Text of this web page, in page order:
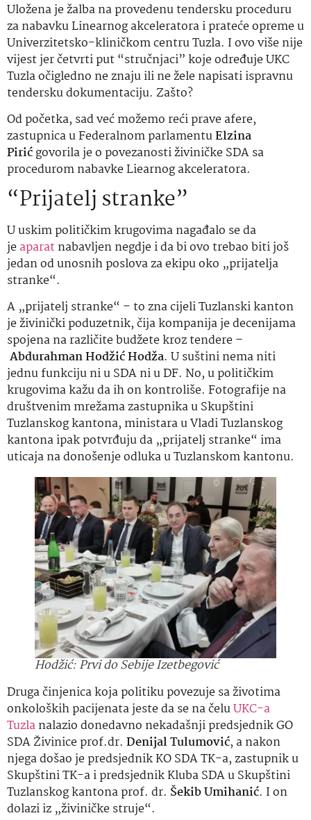
Uložena je žalba na provedenu tendersku proceduru
za nabavku Linearnog akceleratora i prateće opreme u
Univerzitetsko-kliničkom centru Tuzla. I ovo više nije
vijest jer četvrti put “stručnjaci” koje određuje UKC
Tuzla očigledno ne znaju ili ne žele napisati ispravnu
tendersku dokumentaciju. Zašto?
Od početka, sad već možemo reći prave afere,
zastupnica u Federalnom parlamentuElzina
Pirićgovorila je o povezanosti živiničke SDA sa
procedurom nabavke Liearnog akceleratora.
“Prijatelj stranke”
U uskim političkim krugovima nagađalo se da
jeaparatnabavljen negdje i da bi ovo trebao biti još
jedan od unosnih poslova za ekipu oko „prijatelja
stranke“.
A „prijatelj stranke“ – to zna cijeli Tuzlanski kanton
je živinički poduzetnik, čija kompanija je decenijama
spojena na različite budžete kroz tendere –
Abdurahman Hodžić Hodža. U suštini nema niti
jednu funkciju ni u SDA ni u DF. No, u političkim
krugovima kažu da ih on kontroliše. Fotografije na
društvenim mrežama zastupnika u Skupštini
Tuzlanskog kantona, ministara u Vladi Tuzlanskog
kantona ipak potvrđuju da „prijatelj stranke“ ima
uticaja na donošenje odluka u Tuzlanskom kantonu.
Hodžić: Prvi do Sebije Izetbegović
Druga činjenica koja politiku povezuje sa životima
onkoloških pacijenata jeste da se na čeluUKC-a
Tuzlanalazio donedavno nekadašnji predsjednik GO
SDA Živinice prof.dr. Denijal Tulumović, a nakon
njega došao je predsjednik KO SDA TK-a, zastupnik u
Skupštini TK-a i predsjednik Kluba SDA u Skupštini
Tuzlanskog kantona prof. dr. Šekib Umihanić. I on
dolazi iz „živiničke struje“.